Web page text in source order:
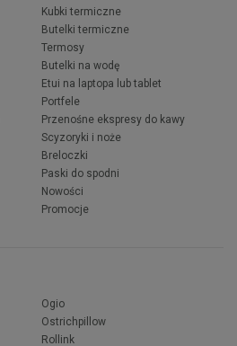
Kubki termiczne
Butelki termiczne
Termosy
Butelki na wodę
Etui na laptopa lub tablet
Portfele
Przenośne ekspresy do kawy
Scyzoryki i noże
Breloczki
Paski do spodni
Nowości
Promocje
Ogio
Ostrichpillow
Rollink